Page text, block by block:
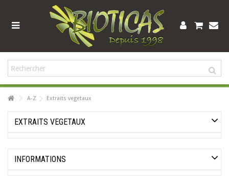
A-Z Extraits vegetaux
EXTRAITS VEGETAUX
INFORMATIONS